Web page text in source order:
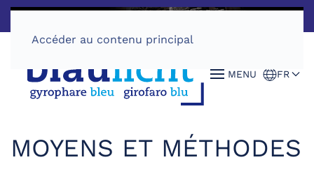
Accéder au contenu principal
MENU FR
MOYENS ET MÉTHODES